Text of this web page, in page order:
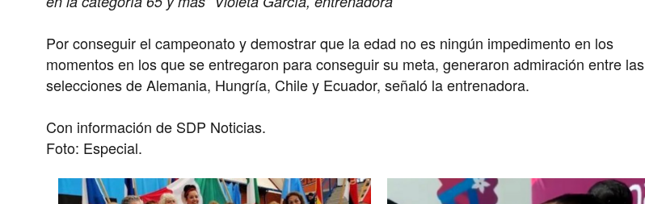
Por conseguir el campeonato y demostrar que la edad no es ningún impedimento en los
momentos en los que se entregaron para conseguir su meta, generaron admiración entre las
selecciones de Alemania, Hungría, Chile y Ecuador, señaló la entrenadora.
Con información de SDP Noticias.
Foto: Especial.